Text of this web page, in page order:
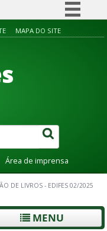
Simplifique!
à informação
Canais
MAPA DO SITE
Área de imprensa
DE LIVROS - EDIFES 02/2025
MENU